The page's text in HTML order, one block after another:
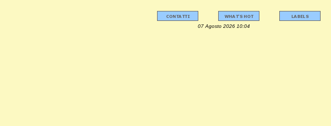
07 Agosto 2026 10:04